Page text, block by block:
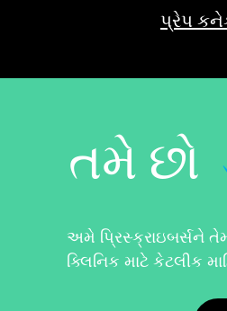
પ્રેપ
તમે છો
અમે પ્રિસ્ક્રાઇબર્સને
ક્લિનિક માટે કેટલીક